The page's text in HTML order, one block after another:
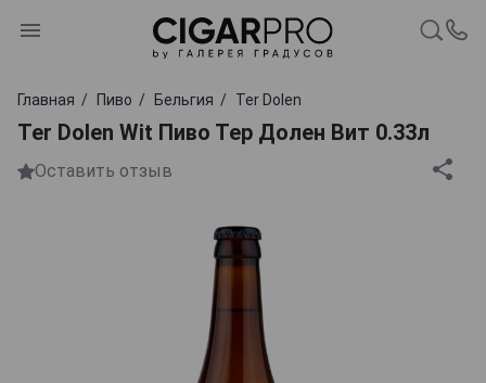
Главная Пиво Бельгия Ter Dolen
Ter Dolen Wit Пиво Тер Долен Вит 0.33л
Оставить отзыв